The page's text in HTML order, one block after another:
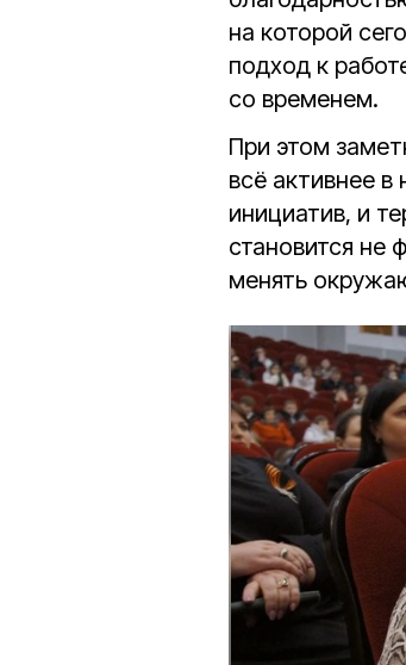
на которой
подход к
со временем.
При этом
всё активнее
инициатив, и
становится не
менять